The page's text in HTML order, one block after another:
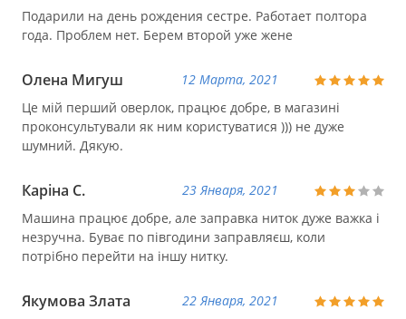
Подарили на день рождения сестре. Работает полтора
года. Проблем нет. Берем второй уже жене
Олена Мигуш
12 Марта, 2021
Це мій перший оверлок, працює добре, в магазині
проконсультували як ним користуватися ))) не дуже
шумний. Дякую.
Каріна С.
23 Января, 2021
Машина працює добре, але заправка ниток дуже важка і
незручна. Буває по півгодини заправляєш, коли
потрібно перейти на іншу нитку.
Якумова Злата
22 Января, 2021